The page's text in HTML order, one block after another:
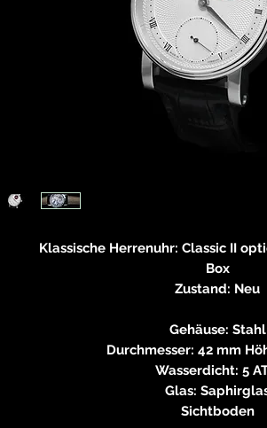
Klassische Herrenuhr: Classic II
Box
Zustand: Neu
Gehäuse: Stahl
Durchmesser: 42 mm
Wasserdicht: 5
Glas:
Sichtboden